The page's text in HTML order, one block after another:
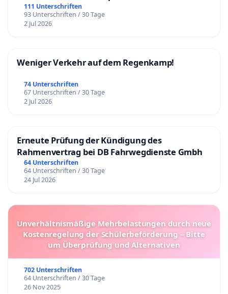
111 Unterschriften
93 Unterschriften / 30 Tage
2 Jul 2026
Weniger Verkehr auf dem Regenkamp!
74 Unterschriften
67 Unterschriften / 30 Tage
2 Jul 2026
Erneute Prüfung der Kündigung des
Rahmenvertrag bei DB Fahrwegdienste Gmbh
64 Unterschriften
64 Unterschriften / 30 Tage
24 Jul 2026
Unverhältnismäßige Mehrbelastungen durch neue
Kostenregelung der Schülerbeförderung – Bitte
um Überprüfung und Alternativen
702 Unterschriften
64 Unterschriften / 30 Tage
26 Nov 2025